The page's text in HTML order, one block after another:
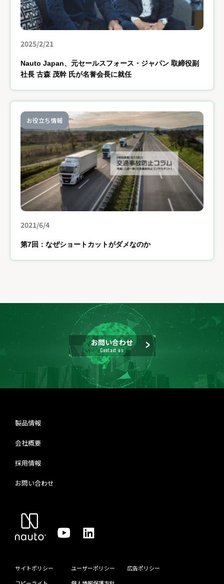
2025/2/21
Nauto Japan、元セールスフォース・ジャパン 取締役副
社長 古森 茂幹 氏が名誉会長に就任
お役立ち情報
2021/6/4
第7回：なぜショートカットがダメなのか
お問い合わせ
Contact us
製品情報
会社概要
採用情報
お問い合わせ
サイトポリシー ユーザーポリシー
広告ポリシー